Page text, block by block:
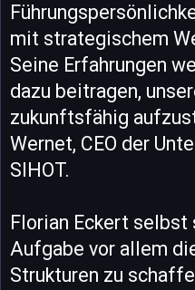
mit strategischem
Seine Erfahrungen
dazu beitragen,
zukunftsfähig
Wernet, CEO der
SIHOT.
Florian Eckert selbst
Aufgabe vor allem
Strukturen zu